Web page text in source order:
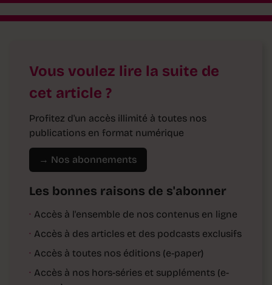
Vous voulez lire la suite de
cet article ?
Profitez d'un accès illimité à toutes nos
publications en format numérique
→ Nos abonnements
Les bonnes raisons de s'abonner
· Accès à l'ensemble de nos contenus en ligne
· Accès à des articles et des podcasts exclusifs
· Accès à toutes nos éditions (e-paper)
· Accès à nos hors-séries et suppléments (e-